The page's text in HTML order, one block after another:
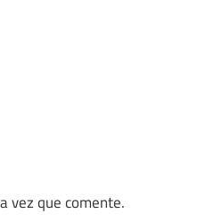
vez que comente.